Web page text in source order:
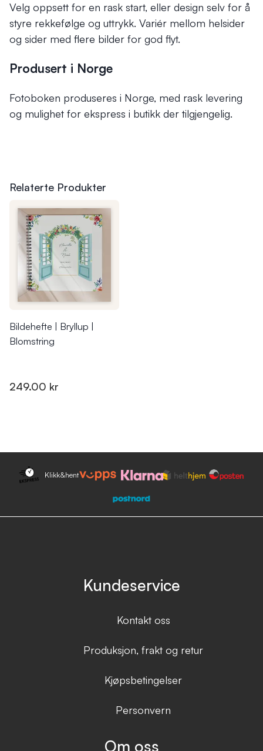
Velg oppsett for en rask start, eller design selv for å
styre rekkefølge og uttrykk. Variér mellom helsider
og sider med flere bilder for god flyt.
Produsert i Norge
Fotoboken produseres i Norge, med rask levering
og mulighet for ekspress i butikk der tilgjengelig.
Relaterte Produkter
Bildehefte | Bryllup |
Blomstring
249.00 kr
Klikk&hent
Kundeservice
Kontakt oss
Produksjon, frakt og retur
Kjøpsbetingelser
Personvern
Om oss